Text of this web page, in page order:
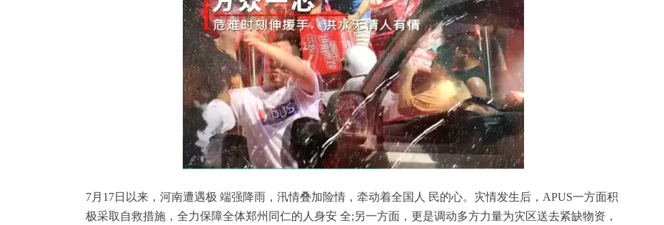
7月17日以来，河南遭遇极 端强降雨，汛情叠加险情，牵动着全国人 民的心。灾情发生后， APUS一方面积
极采取自救措施，全力保障全体郑州同仁的人身安 全;另一方面，更是调动多方力量为灾区送去紧缺物资，